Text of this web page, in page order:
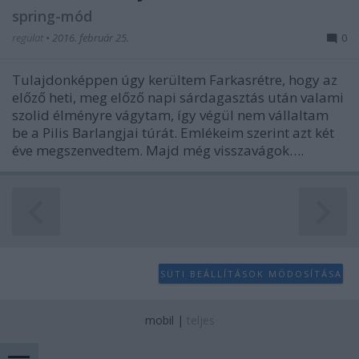
spring-mód
regulat • 2016. február 25. 0
Tulajdonképpen úgy kerültem Farkasrétre, hogy az
előző heti, meg előző napi sárdagasztás után valami
szolid élményre vágytam, így végül nem vállaltam
be a Pilis Barlangjai túrát. Emlékeim szerint azt két
éve megszenvedtem. Majd még visszavágok….
SÜTI BEÁLLÍTÁSOK MÓDOSÍTÁSA
mobil | teljes